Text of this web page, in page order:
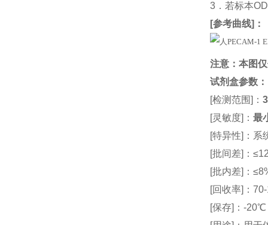
3．若标本
[参考曲线]：
注意：本图
试剂盒参数 ：
[检测范围]：
[灵敏度]：最
[特异性]：系
[批间差]：
[批内差]：
[回收率]：
[保存]：-